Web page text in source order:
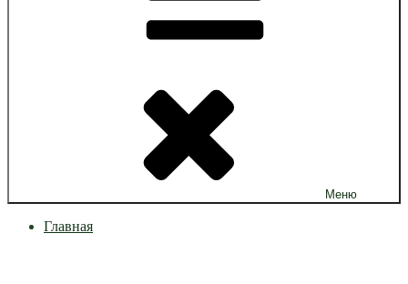
Меню
Главная